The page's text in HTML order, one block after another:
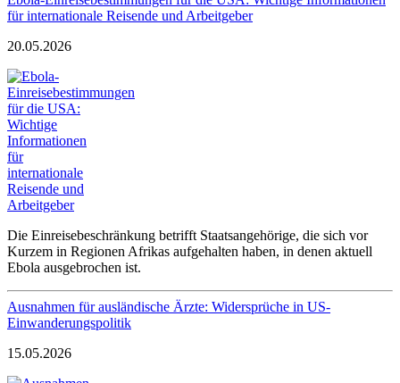
für internationale Reisende und Arbeitgeber
20.05.2026
Die Einreisebeschränkung betrifft Staatsangehörige, die sich vor
Kurzem in Regionen Afrikas aufgehalten haben, in denen aktuell
Ebola ausgebrochen ist.
Ausnahmen für ausländische Ärzte: Widersprüche in US-
Einwanderungspolitik
15.05.2026